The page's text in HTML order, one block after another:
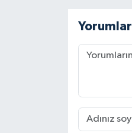
Yorumlar